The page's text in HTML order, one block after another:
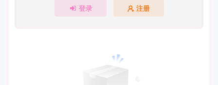
登录 注册